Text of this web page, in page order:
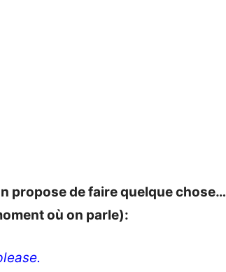
propose de faire quelque chose…
où on parle):